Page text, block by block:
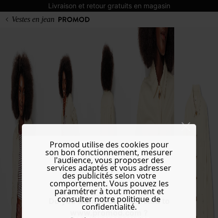
Livraison et retour gratuits en magasin
Do you want to be redirected to
www.promod.com ?
Vestes en jean
Promod utilise des cookies pour
son bon fonctionnement, mesurer
l'audience, vous proposer des
services adaptés et vous adresser
des publicités selon votre
comportement. Vous pouvez les
paramétrer à tout moment et
consulter notre politique de
confidentialité.